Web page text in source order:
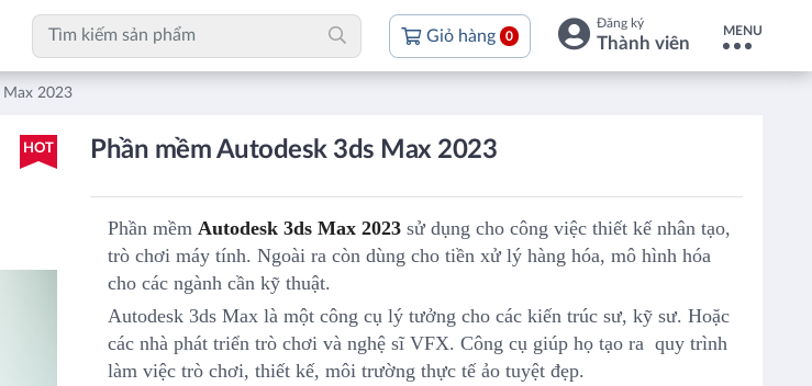
Giỏ hàng 0
Đăng ký
Thành viên
MENU
Max 2023
HOT Phần mềm Autodesk 3ds Max 2023
Phần mềm Autodesk 3ds Max 2023 sử dụng cho công việc thiết kế nhân tạo,
trò chơi máy tính. Ngoài ra còn dùng cho tiền xử lý hàng hóa, mô hình hóa
cho các ngành cần kỹ thuật.
Autodesk 3ds Max là một công cụ lý tưởng cho các kiến ​​trúc sư, kỹ sư. Hoặc
các nhà phát triển trò chơi và nghệ sĩ VFX. Công cụ giúp họ tạo ra quy trình
làm việc trò chơi, thiết kế, môi trường thực tế ảo tuyệt đẹp.